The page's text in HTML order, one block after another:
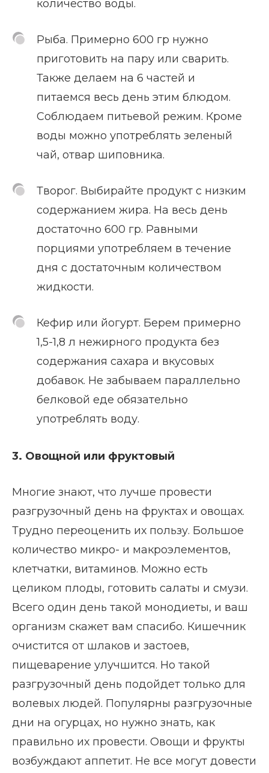
количество воды.
Рыба. Примерно 600 гр нужно
приготовить на пару или сварить.
Также делаем на 6 частей и
питаемся весь день этим блюдом.
Соблюдаем питьевой режим. Кроме
воды можно употреблять зеленый
чай, отвар шиповника.
Творог. Выбирайте продукт с низким
содержанием жира. На весь день
достаточно 600 гр. Равными
порциями употребляем в течение
дня с достаточным количеством
жидкости.
Кефир или йогурт. Берем примерно
1,5-1,8 л нежирного продукта без
содержания сахара и вкусовых
добавок. Не забываем параллельно
белковой еде обязательно
употреблять воду.
3. Овощной или фруктовый
Многие знают, что лучше провести
разгрузочный день на фруктах и овощах.
Трудно переоценить их пользу. Большое
количество микро- и макроэлементов,
клетчатки, витаминов. Можно есть
целиком плоды, готовить салаты и смузи.
Всего один день такой монодиеты, и ваш
организм скажет вам спасибо. Кишечник
очистится от шлаков и застоев,
пищеварение улучшится. Но такой
разгрузочный день подойдет только для
волевых людей. Популярны разгрузочные
дни на огурцах, но нужно знать, как
правильно их провести. Овощи и фрукты
возбуждают аппетит. Не все могут довести